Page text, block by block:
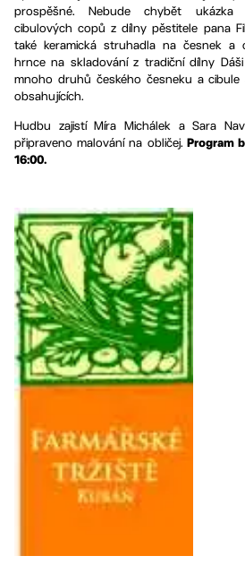
prospěšné. Nebude chybět ukázka
cibulových copů z dílny pěstitele pana
také keramická struhadla na česnek a
hrnce na skladování z tradiční dílny Dáši
mnoho druhů českého česneku a
obsahujících.
Hudbu zajistí Míra Michálek a Sara
připraveno malování na obličej. Program
16:00.